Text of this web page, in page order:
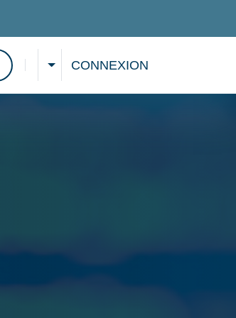
Afficher la recherche
SÉLECTIONNER UNE LANGUE
CONNEXION